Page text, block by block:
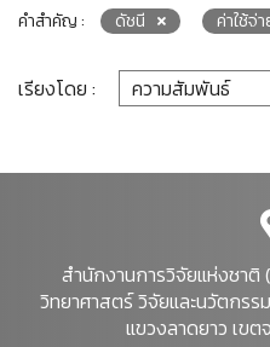
คำสำคัญ :
ดัชนี ค่าใช้จ่า
เรียงโดย :
สำนักงานการวิจัยแห่งชาติ
วิทยาศาสตร์ วิจัยและนวัตกร
แขวงลาดยาว เข